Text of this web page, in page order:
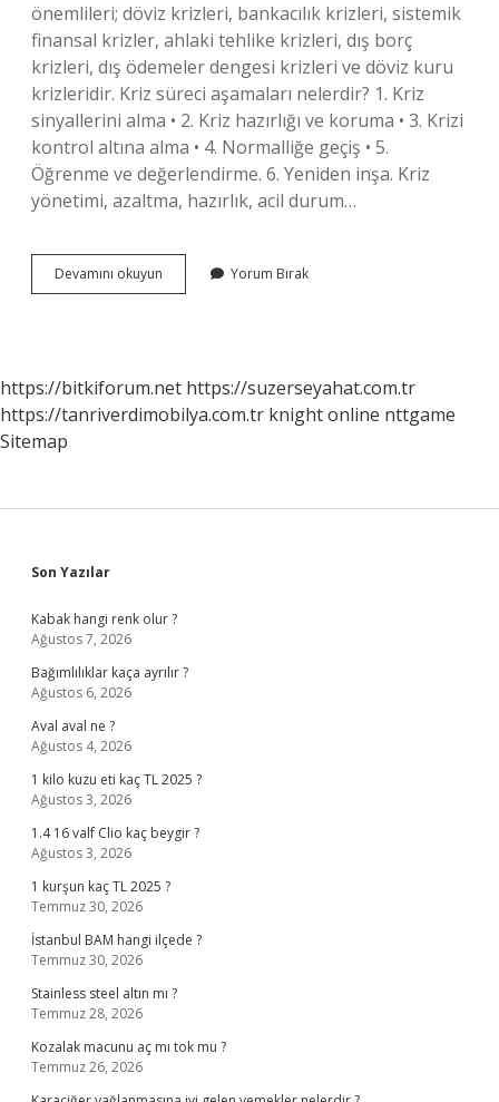
önemlileri; döviz krizleri, bankacılık krizleri, sistemik
finansal krizler, ahlaki tehlike krizleri, dış borç
krizleri, dış ödemeler dengesi krizleri ve döviz kuru
krizleridir. Kriz süreci aşamaları nelerdir? 1. Kriz
sinyallerini alma • 2. Kriz hazırlığı ve koruma • 3. Krizi
kontrol altına alma • 4. Normalliğe geçiş • 5.
Öğrenme ve değerlendirme. 6. Yeniden inşa. Kriz
yönetimi, azaltma, hazırlık, acil durum…
Devamını okuyun
Dönemleri
Yorum Bırak
https://bitkiforum.net https://suzerseyahat.com.tr
https://tanriverdimobilya.com.tr knight online nttgame
Sitemap
Sidebar
Son Yazılar
Kabak hangi renk olur ?
Ağustos 7, 2026
Bağımlılıklar kaça ayrılır ?
Ağustos 6, 2026
Aval aval ne ?
Ağustos 4, 2026
1 kilo kuzu eti kaç TL 2025 ?
Ağustos 3, 2026
1.4 16 valf Clio kaç beygir ?
Ağustos 3, 2026
1 kurşun kaç TL 2025 ?
Temmuz 30, 2026
İstanbul BAM hangi ilçede ?
Temmuz 30, 2026
Stainless steel altın mı ?
Temmuz 28, 2026
Kozalak macunu aç mı tok mu ?
Temmuz 26, 2026